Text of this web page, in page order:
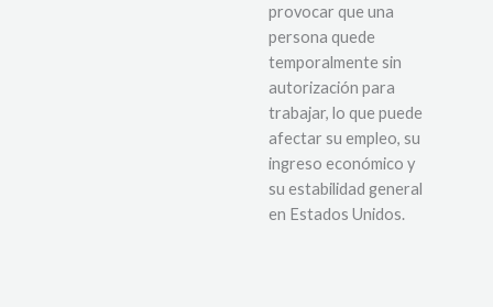
provocar que una
persona quede
temporalmente sin
autorización para
trabajar, lo que puede
afectar su empleo, su
ingreso económico y
su estabilidad general
en Estados Unidos.